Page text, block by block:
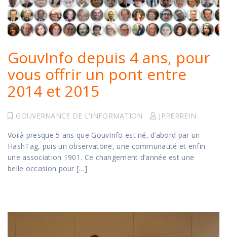
GouvInfo depuis 4 ans, pour
vous offrir un pont entre
2014 et 2015
GOUVERNANCE DE L'INFORMATION
JPPERREIN
Voilà presque 5 ans que GouvInfo est né, d’abord par un
HashTag, puis un observatoire, une communauté et enfin
une association 1901. Ce changement d’année est une
belle occasion pour […]